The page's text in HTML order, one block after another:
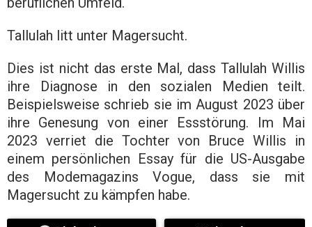
Tallulah litt unter Magersucht.
Dies ist nicht das erste Mal, dass Tallulah Willis
ihre Diagnose in den sozialen Medien teilt.
Beispielsweise schrieb sie im August 2023 über
ihre Genesung von einer Essstörung. Im Mai
2023 verriet die Tochter von Bruce Willis in
einem persönlichen Essay für die US-Ausgabe
des Modemagazins Vogue, dass sie mit
Magersucht zu kämpfen habe.